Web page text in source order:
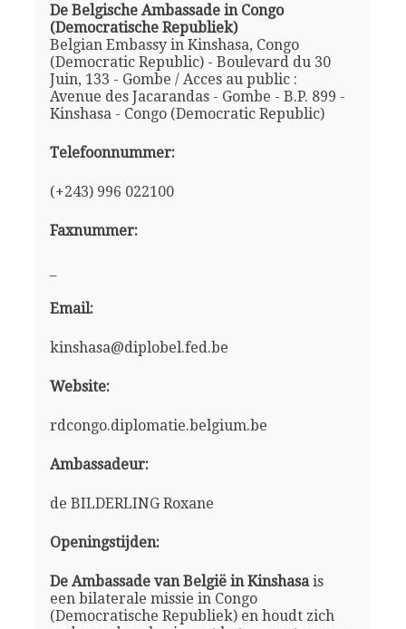
De Belgische Ambassade in Congo
(Democratische Republiek)
Belgian Embassy in Kinshasa, Congo
(Democratic Republic) - Boulevard du 30
Juin, 133 - Gombe / Acces au public :
Avenue des Jacarandas - Gombe - B.P. 899 -
Kinshasa - Congo (Democratic Republic)
Telefoonnummer:
(+243) 996 022100
Faxnummer:
Email:
kinshasa@diplobel.fed.be
Website:
rdcongo.diplomatie.belgium.be
Ambassadeur:
de BILDERLING Roxane
Openingstijden:
De Ambassade van België in Kinshasais
een bilaterale missie in Congo
(Democratische Republiek) en houdt zich